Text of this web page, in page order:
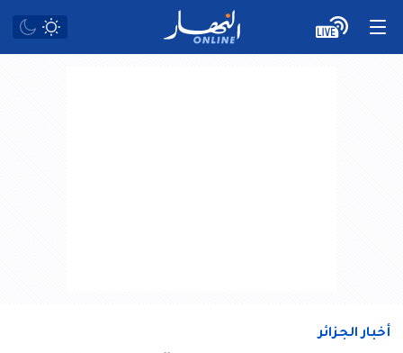
أخبار الجزائر